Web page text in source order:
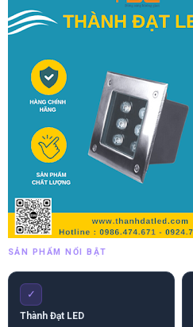
SẢN PHẨM NỔI BẬT
✓
Thành Đạt LED